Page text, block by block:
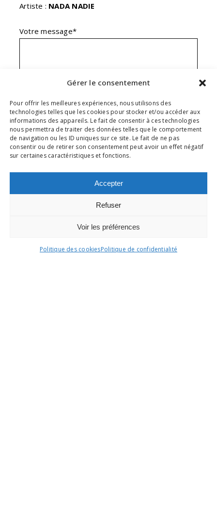
Gérer le consentement
Pour offrir les meilleures expériences, nous utilisons des
technologies telles que les cookies pour stocker et/ou accéder aux
informations des appareils. Le fait de consentir à ces technologies
nous permettra de traiter des données telles que le comportement
de navigation ou les ID uniques sur ce site. Le fait de ne pas
consentir ou de retirer son consentement peut avoir un effet négatif
sur certaines caractéristiques et fonctions.
Accepter
Refuser
Voir les préférences
Politique des cookiesPolitique de confidentialité
Artiste : NADA NADIE
Votre message*
En envoyant ce formulaire, j'accepte que les
informations saisies soient exploitées dans le
cadre de ma demande et de la relation
commerciale qui pourrait en découler.**